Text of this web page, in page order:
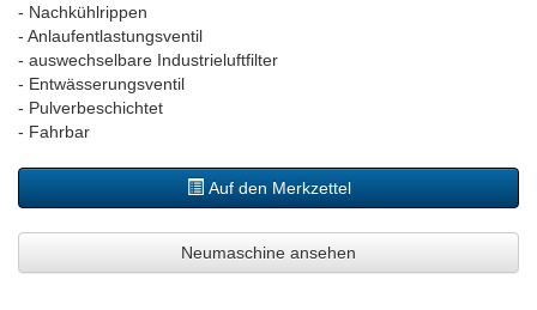
- Nachkühlrippen
- Anlaufentlastungsventil
- auswechselbare Industrieluftfilter
- Entwässerungsventil
- Pulverbeschichtet
- Fahrbar
Auf den Merkzettel
Neumaschine ansehen